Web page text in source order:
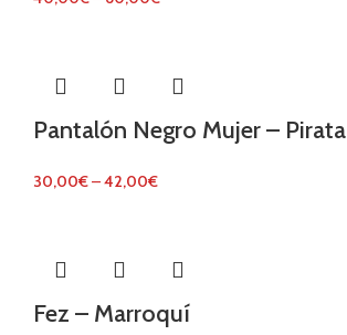
Pantalón Negro Mujer – Pirata
30,00€–42,00€
Fez – Marroquí